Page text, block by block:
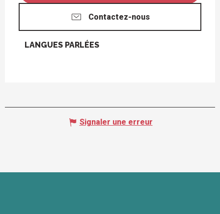
Contactez-nous
LANGUES PARLÉES
LANGUES PARLÉES
Signaler une erreur